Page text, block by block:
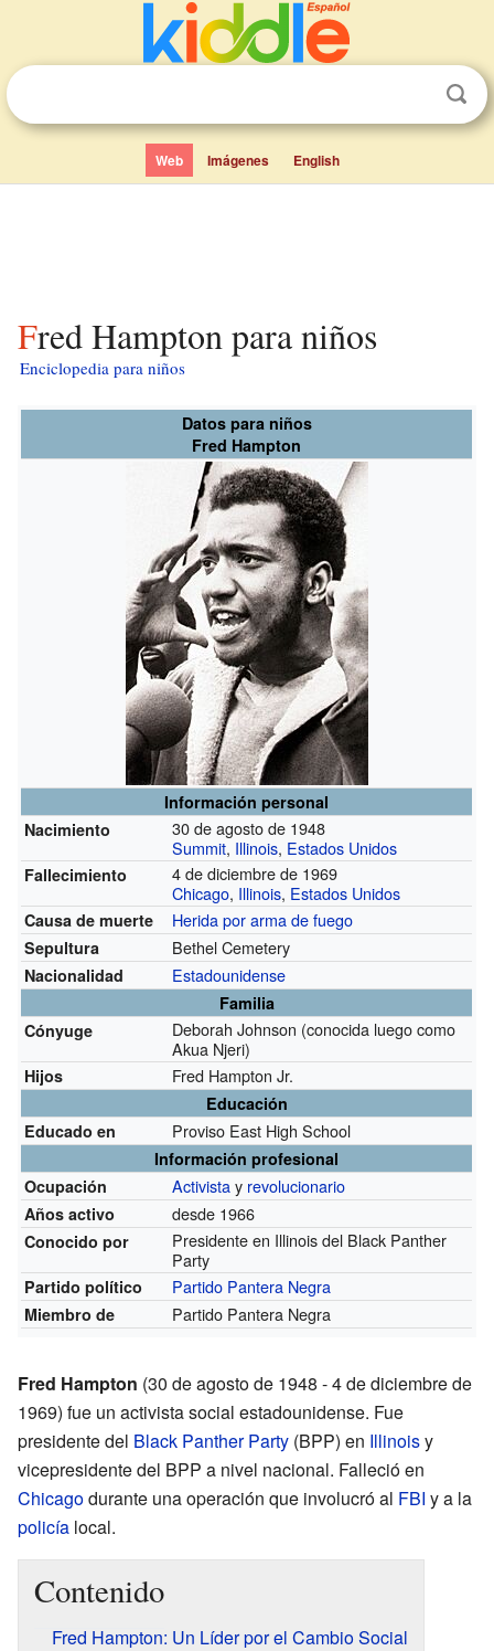
Web Imágenes English
Fred Hampton para niños
Enciclopedia para niños
Datos para niños
Fred Hampton
Información personal
Nacimiento
30 de agosto de 1948
Summit, Illinois, Estados Unidos
Fallecimiento
4 de diciembre de 1969
Chicago, Illinois, Estados Unidos
Causa de muerte Herida por arma de fuego
Sepultura Bethel Cemetery
Nacionalidad Estadounidense
Familia
Cónyuge
Deborah Johnson (conocida luego como
Akua Njeri)
Hijos Fred Hampton Jr.
Educación
Educado en
Proviso East High School
Información profesional
Ocupación
Activistay revolucionario
Años activo desde 1966
Conocido por
Presidente en Illinois del Black Panther
Party
Partido político Partido Pantera Negra
Miembro de Partido Pantera Negra
Fred Hampton (30 de agosto de 1948 - 4 de diciembre de
1969) fue un activista social estadounidense. Fue
presidente del Black Panther Party (BPP) en Illinoisy
vicepresidente del BPP a nivel nacional. Falleció en
Chicagodurante una operación que involucró al FBI y a la
policía local.
Contenido
Fred Hampton: Un Líder por el Cambio Social